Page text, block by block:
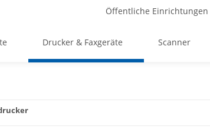
Öffentliche Einrichtungen
Drucker & Faxgeräte Scanner